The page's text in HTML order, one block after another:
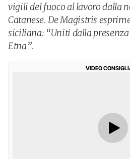
vigili del fuoco al lavoro dalla
Catanese. De Magistris
siciliana: “Uniti dalla
Etna”.
VIDEO